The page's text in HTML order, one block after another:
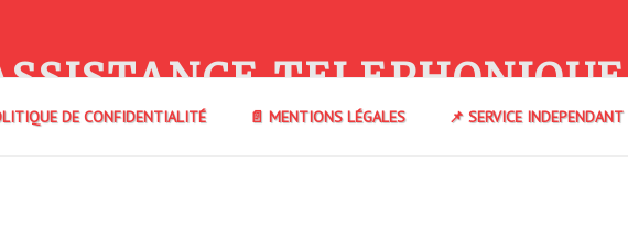
TELEPHONIQUE
DE CONFIDENTIALITÉ 📄 MENTIONS LÉGALES 📌 SERVICE INDEPENDANT